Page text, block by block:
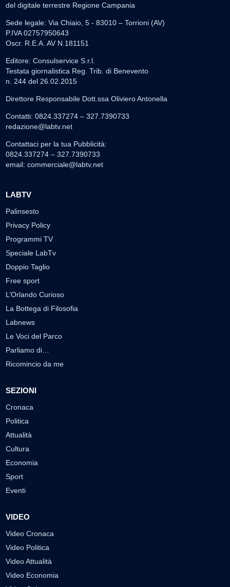
del digitale terrestre Regione Campania
Sede legale: Via Chiaio, 5 - 83010 – Torrioni (AV)
P.IVA 02757950643
Oscr. R.E.A. AV N.181151
Editore: Consulservice S.r.l.
Testata giornalistica Reg. Trib. di Benevento
n. 244 del 26.02.2015
Direttore Responsabile Dott.ssa Oliviero Antonella
Contatti: 0824.337274 – 327.7390733
redazione@labtv.net
Contattaci per la tua Pubblicità:
0824.337274 – 327.7390733
email: commerciale@labtv.net
LABTV
Palinsesto
Privacy Policy
Programmi TV
Speciale LabTv
Doppio Taglio
Free sport
L’Orlando Curioso
La Bottega di Filosofia
Labnews
Le Voci del Parco
Parliamo di…
Ricomincio da me
SEZIONI
Cronaca
Politica
Attualità
Cultura
Economia
Sport
Eventi
VIDEO
Video Cronaca
Video Politica
Video Attualità
Video Economia